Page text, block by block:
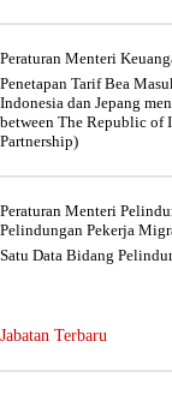
Peraturan Menteri
Penetapan Tarif Bea
Indonesia dan Jepang
between The Republic of
Partnership)
Peraturan Menteri
Pelindungan Pekerja
Satu Data Bidang
Jabatan Terbaru